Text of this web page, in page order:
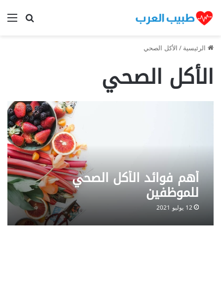
بحث
الرئيسية/الأكل الصحي
الأكل الصحي
أهم فوائد الأكل الصحي
للموظفين
12 يوليو 2021